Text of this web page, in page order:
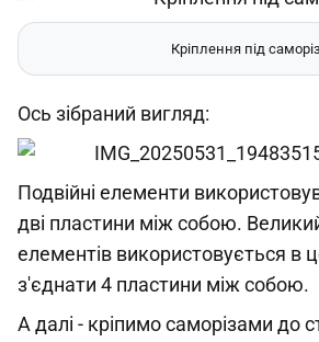
Кріплення під саморіз
Ось зібраний вигляд:
Подвійні елементи
дві пластини між собою.
елементів використовується в
з'єднати 4 пластини між собою.
А далі - кріпимо саморізами до